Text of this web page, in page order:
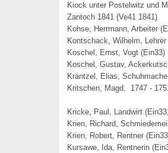
Kiock unter Postelwitz und
Zantoch 1841 (Ve41 1841)
Kohse, Herrmann, Arbeiter
Kontschack, Wilhelm, Lehrer
Koschel, Ernst, Vogt (Ein33)
Koschel, Gustav,
Kräntzel, Elias,
Kritschen, Magd, 1747 -
Kricke, Paul, Landwirt
Krien, Richard,
Krien, Robert, Rentner
Kursawe, Ida, Rentnerin